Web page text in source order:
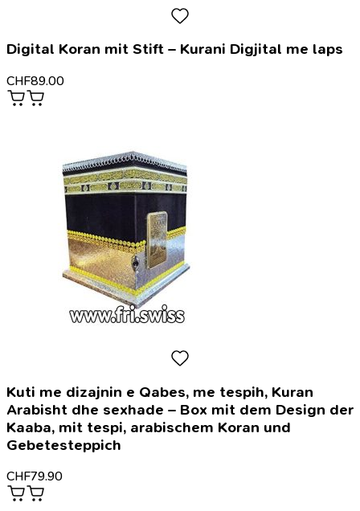
Digital Koran mit Stift – Kurani Digjital me laps
CHF89.00
Kuti me dizajnin e Qabes, me tespih, Kuran
Arabisht dhe sexhade – Box mit dem Design der
Kaaba, mit tespi, arabischem Koran und
Gebetesteppich
CHF79.90